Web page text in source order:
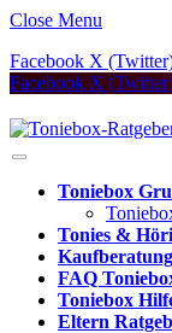
Close Menu
Facebook X
Facebook X
Toniebox
Tonies &
FAQ
Toniebox
Eltern